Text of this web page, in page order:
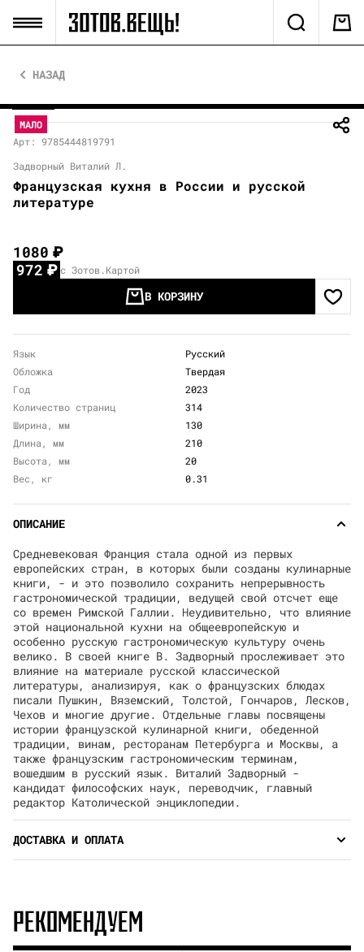
НАЗАД
МАЛО
Арт: 9785444819791
Задворный Виталий Л.
Французская кухня в России и русской
литературе
1080₽
972₽ с Зотов.Картой
В КОРЗИНУ
Язык
Русский
Обложка
Твердая
Год
2023
Количество страниц
314
Ширина, мм
130
Длина, мм
210
Высота, мм
20
Вес, кг
0.31
ОПИСАНИЕ
Средневековая Франция стала одной из первых
европейских стран, в которых были созданы кулинарные
книги, - и это позволило сохранить непрерывность
гастрономической традиции, ведущей свой отсчет еще
со времен Римской Галлии. Неудивительно, что влияние
этой национальной кухни на общеевропейскую и
особенно русскую гастрономическую культуру очень
велико. В своей книге В. Задворный прослеживает это
влияние на материале русской классической
литературы, анализируя, как о французских блюдах
писали Пушкин, Вяземский, Толстой, Гончаров, Лесков,
Чехов и многие другие. Отдельные главы посвящены
истории французской кулинарной книги, обеденной
традиции, винам, ресторанам Петербурга и Москвы, а
также французским гастрономическим терминам,
вошедшим в русский язык. Виталий Задворный -
кандидат философских наук, переводчик, главный
редактор Католической энциклопедии.
ДОСТАВКА И ОПЛАТА
РЕКОМЕНДУЕМ